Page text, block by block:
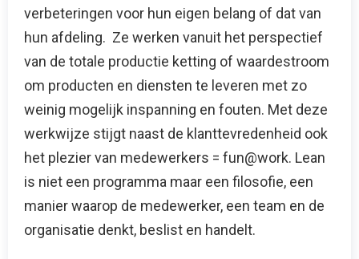
verbeteringen voor hun eigen belang of dat van
hun afdeling. Ze werken vanuit het perspectief
van de totale productie ketting of waardestroom
om producten en diensten te leveren met zo
weinig mogelijk inspanning en fouten. Met deze
werkwijze stijgt naast de klanttevredenheid ook
het plezier van medewerkers = fun@work. Lean
is niet een programma maar een filosofie, een
manier waarop de medewerker, een team en de
organisatie denkt, beslist en handelt.